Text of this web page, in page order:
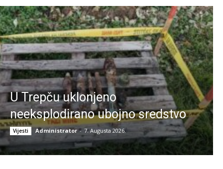
U Trepču uklonjeno
neeksplodirano ubojno sredstvo
Vijesti Administrator - 7. Augusta 2026.